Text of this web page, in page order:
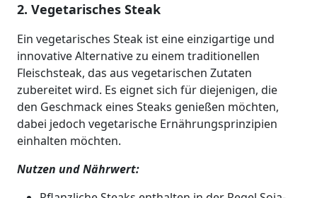
2. Vegetarisches Steak
Ein vegetarisches Steak ist eine einzigartige und
innovative Alternative zu einem traditionellen
Fleischsteak, das aus vegetarischen Zutaten
zubereitet wird. Es eignet sich für diejenigen, die
den Geschmack eines Steaks genießen möchten,
dabei jedoch vegetarische Ernährungsprinzipien
einhalten möchten.
Nutzen und Nährwert: